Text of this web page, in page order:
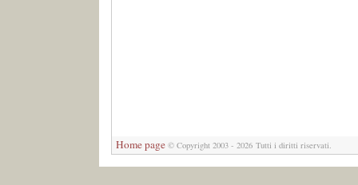
Home page © Copyright 2003 - 2026 Tutti i diritti riservati.